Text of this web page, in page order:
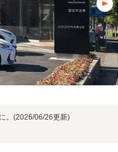
。(2026/06/26更新)